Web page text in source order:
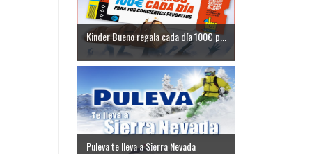
Kinder Bueno regala cada día 100€ p...
Puleva te lleva a Sierra Nevada